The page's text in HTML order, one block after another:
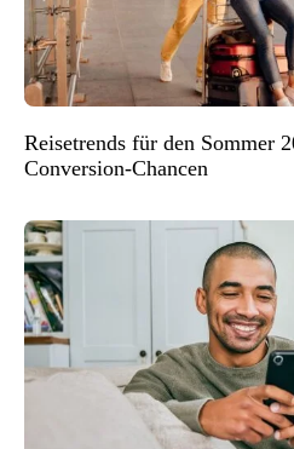
Reisetrends für den Sommer
Conversion-Chancen